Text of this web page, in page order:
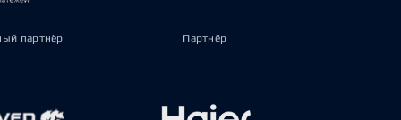
партнёр Партнёр